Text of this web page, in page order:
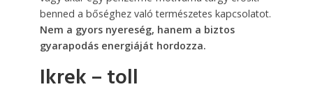
benned a bőséghez való természetes kapcsolatot.
Nem a gyors nyereség, hanem a biztos
gyarapodás energiáját hordozza.
Ikrek – toll